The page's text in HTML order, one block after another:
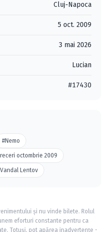
Cluj-Napoca
5 oct. 2009
3 mai 2026
Lucian
#17430
#Nemo
octombrie 2009
Lentov
și nu vinde bilete. Rolul
eforturi constante pentru ca
Totuși, pot apărea inadvertențe -